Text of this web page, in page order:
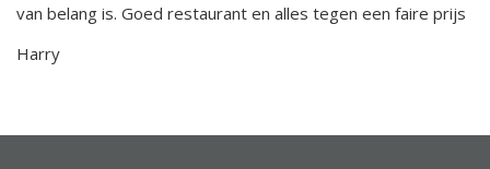
van belang is. Goed restaurant en alles tegen een faire prijs
Harry